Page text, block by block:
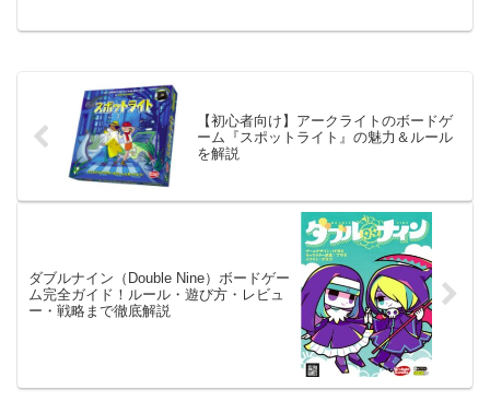
【初心者向け】アークライトのボードゲ
ーム『スポットライト』の魅力＆ルール
を解説
ダブルナイン（Double Nine）ボードゲー
ム完全ガイド！ルール・遊び方・レビュ
ー・戦略まで徹底解説